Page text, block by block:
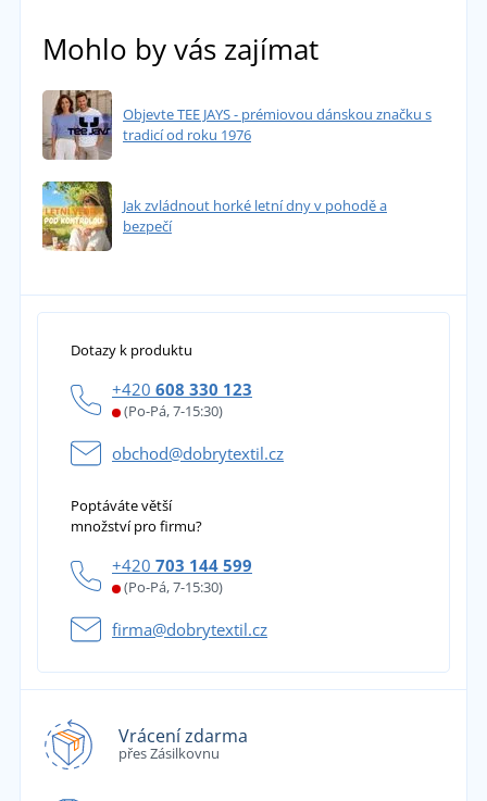
Mohlo by vás zajímat
Objevte TEE JAYS - prémiovou dánskou značku s
tradicí od roku 1976
Jak zvládnout horké letní dny v pohodě a
bezpečí
Dotazy k produktu
+420 608 330 123
(Po-Pá, 7-15:30)
obchod@dobrytextil.cz
Poptáváte větší
množství pro firmu?
+420 703 144 599
(Po-Pá, 7-15:30)
firma@dobrytextil.cz
Vrácení zdarma
přes Zásilkovnu